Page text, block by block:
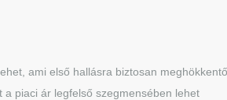
ami első hallásra biztosan meghökkentő,
piaci ár legfelső szegmensében lehet